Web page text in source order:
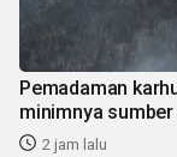
Pemadaman
minimnya
2 jam lalu